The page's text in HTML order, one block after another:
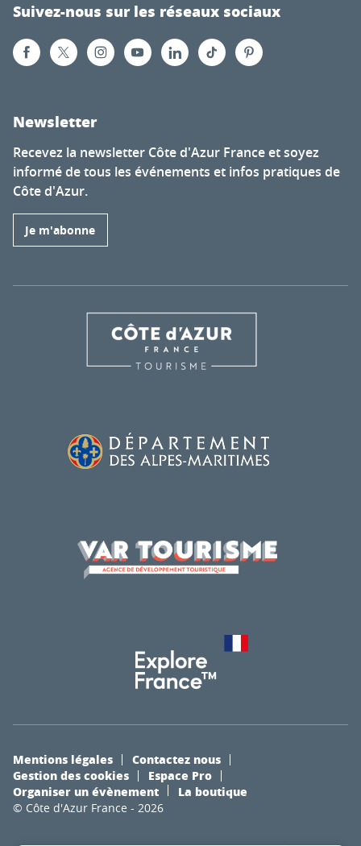
Suivez-nous sur les réseaux sociaux
Newsletter
Recevez la newsletter Côte d'Azur France et soyez
informé de tous les événements et infos pratiques de
Côte d'Azur.
Je m'abonne
© Côte d'Azur France - 2026
Mentions légales
Contactez nous
Gestion des cookies
Espace Pro
Organiser un évènement
La boutique